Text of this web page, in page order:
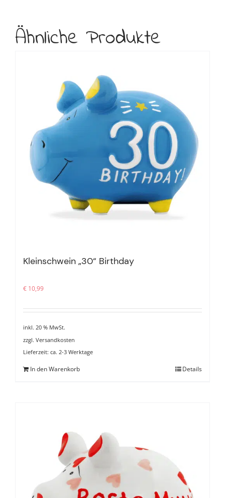
Ähnliche Produkte
Kleinschwein „30“ Birthday
€ 10,99
inkl. 20 % MwSt.
zzgl. Versandkosten
Lieferzeit: ca. 2-3 Werktage
In den Warenkorb Details